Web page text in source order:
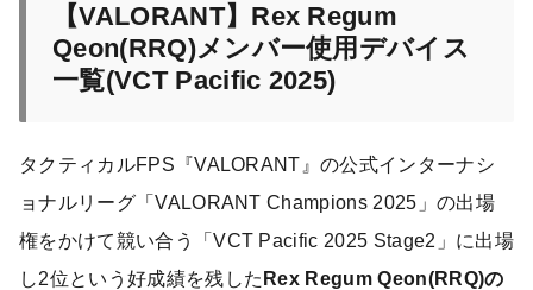
【VALORANT】Rex Regum
Qeon(RRQ)メンバー使用デバイス
一覧(VCT Pacific 2025)
タクティカルFPS『VALORANT』の公式インターナシ
ョナルリーグ「VALORANT Champions 2025」の出場
権をかけて競い合う「VCT Pacific 2025 Stage2」に出場
し2位という好成績を残した Rex Regum Qeon(RRQ)の